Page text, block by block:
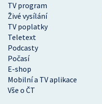
TV program
Živé vysílání
TV poplatky
Teletext
Podcasty
Počasí
E-shop
Mobilní a TV aplikace
Vše o ČT